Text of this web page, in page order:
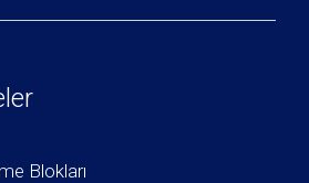
Blokları